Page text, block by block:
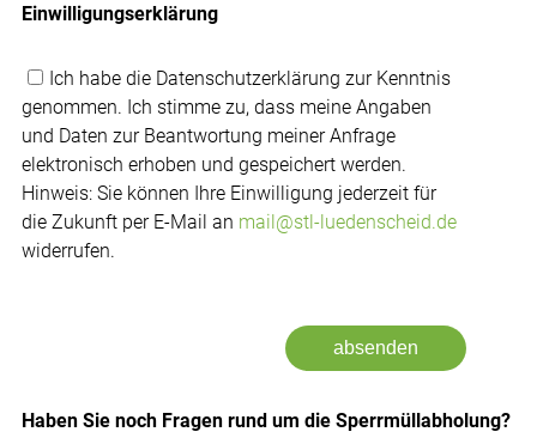
Einwilligungserklärung
Ich habe die Datenschutzerklärung zur Kenntnis
genommen. Ich stimme zu, dass meine Angaben
und Daten zur Beantwortung meiner Anfrage
elektronisch erhoben und gespeichert werden.
Hinweis: Sie können Ihre Einwilligung jederzeit für
die Zukunft per E-Mail an mail@stl-luedenscheid.de
widerrufen.
absenden
Haben Sie noch Fragen rund um die Sperrmüllabholung?